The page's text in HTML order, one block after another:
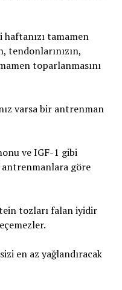
tamamen
tendonlarınızın,
toparlanmasını
varsa bir antrenman
ve IGF-1 gibi
antrenmanlara göre
tozları falan iyidir
en az yağlandıracak